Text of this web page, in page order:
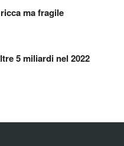
ma fragile
5 miliardi nel 2022